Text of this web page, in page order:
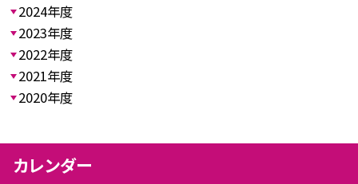
2024年度
2023年度
2022年度
2021年度
2020年度
カレンダー